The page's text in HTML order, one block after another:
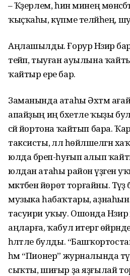
– Ҡәҙерлем, һин минең
ҡыҫҡаһы, күпме теләйһең,
Аңлашылды. Ғорур Нәзирә
тейәп, тыуған ауылына
ҡайтыр ере бар.
Заманында атаһы Әхтәм ағай
апайҙың иң бәхетле ҡыҙы
әсәй йортона ҡайтып бара.
таксисты, әллә һөйләшелгән
юлда бәреп-һуғып алып
юлдан атаһы район үҙәгенә
мәктәбенә йөрөтә торғайны. Тәүҙә
музыка һабаҡтары,
тасуири уҡыу. Ошонда
аңларға, ҡабул итергә
һәләтле булды.
һәм “Пионер” журналында тәүге
сыҡты, шиғыр ҙа яҙғылай